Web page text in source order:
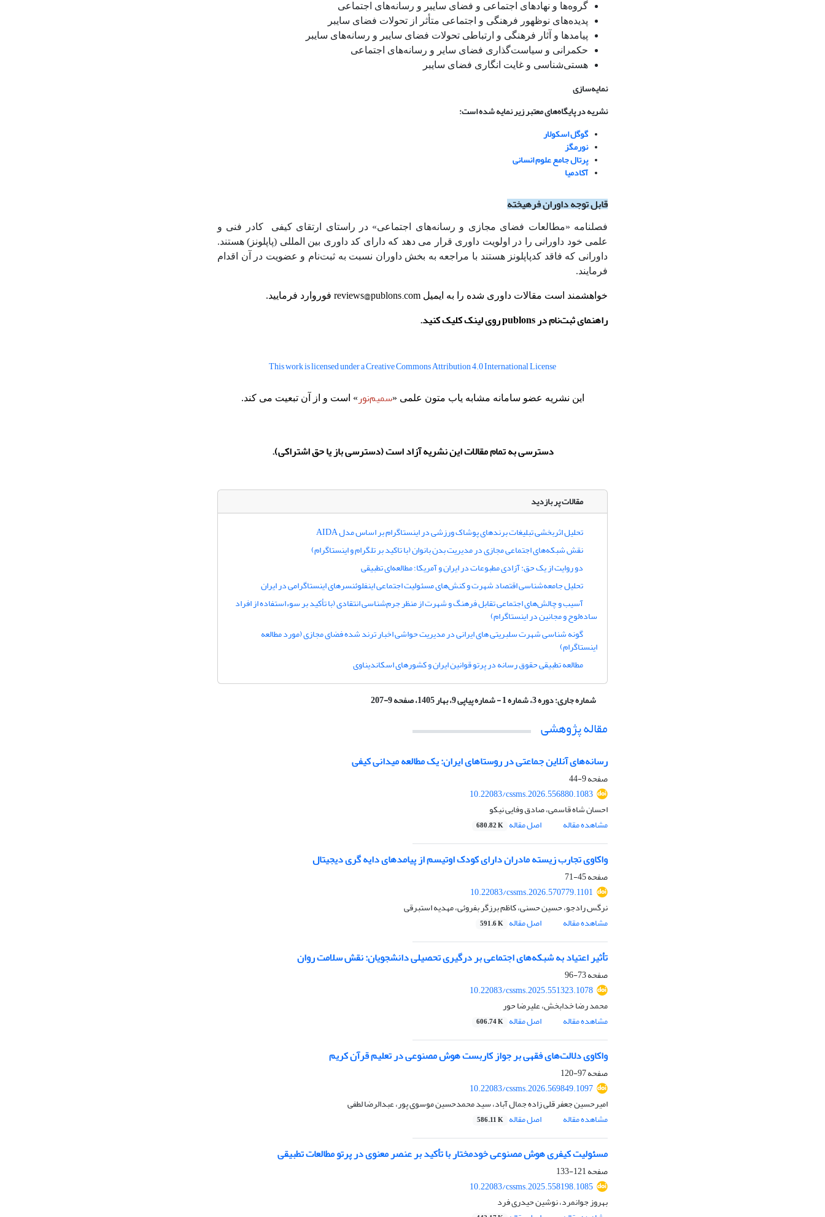
گروه‌ها و نهادهای اجتماعی و فضای سایبر و رسانه‌های اجتماعی
پدیده‌های نوظهور فرهنگی و اجتماعی متأثر از تحولات فضای سایبر
پیامدها و آثار فرهنگی و ارتباطی تحولات فضای سایبر و رسانه‌های سایبر
حکمرانی و سیاست‌گذاری فضای سایر و رسانه‌های اجتماعی
هستی‌شناسی و غایت انگاری فضای سایبر
نمایه‌سازی
نشریه در پایگاه‌های معتبر زیر نمایه شده است:
گوگل اسکولار
نورمگز
پرتال جامع علوم انسانی
آکادمیا
قابل توجه داوران فرهیخته
فصلنامه «مطالعات فضای مجازی و رسانه‌های اجتماعی» در راستای ارتقای کیفی کادر فنی و
علمی خود داورانی را در اولویت داوری قرار می دهد که دارای کد داوری بین المللی (پاپلونز) هستند.
داورانی که فاقد کدپاپلونز هستند با مراجعه به بخش داوران نسبت به ثبت‌نام و عضویت در آن اقدام
فرمایند.
خواهشمند است مقالات داوری شده را به ایمیل reviews@publons.com فوروارد فرمایید.
راهنمای ثبت‌نام در publons روی لینککلیک کنید.
This work is licensed under a Creative Commons Attribution 4.0 International License
این نشریه عضو سامانه مشابه یاب متون علمی «سمیم‌نور» است و از آن تبعیت می کند.
دسترسی به تمام مقالات این نشریه آزاد است (دسترسی باز یا حق اشتراکی).
مقالات پر بازدید
تحلیل اثربخشی تبلیغات برندهای پوشاک ورزشی در اینستاگرام بر اساس مدل AIDA
نقش شبکه‌های اجتماعی مجازی در مدیریت بدن بانوان (با تاکید بر تلگرام و اینستاگرام)
دو روایت از یک حق: آزادی مطبوعات در ایران و آمریکا؛ مطالعه‌ای تطبیقی
تحلیل جامعه‌شناسی اقتصاد شهرت و کنش‌های مسئولیت اجتماعی اینفلوئنسرهای اینستاگرامی در ایران
آسیب و چالش‌های اجتماعی تقابل فرهنگ و شهرت از منظر جرم‌شناسی انتقادی (با تأکید بر سوءاستفاده از افراد
ساده‌لوح و مجانین در اینستاگرام)
گونه شناسی شهرت سلبریتی های ایرانی در مدیریت حواشی اخبار ترند شده فضای مجازی (مورد مطالعه
اینستاگرام)
مطالعه تطبیقی حقوق رسانه در پرتو قوانین ایران و کشورهای اسکاندیناوی
شماره جاری:دوره 3، شماره 1 - شماره پیاپی 9، بهار 1405، صفحه 9-207
مقاله پژوهشی
رسانه‌های آنلاین جماعتی در روستاهای ایران: یک مطالعه میدانی کیفی
صفحه9-44
10.22083/cssms.2026.556880.1083
احسان شاه قاسمی، صادق وفایی نیکو
مشاهده مقاله
اصل مقاله 680.82 K
واکاوی تجارب زیسته مادران دارای کودک اوتیسم از پیامدهای دایه گری دیجیتال
صفحه45-71
10.22083/cssms.2026.570779.1101
نرگس رادجو، حسین حسنی، کاظم برزگر بفروئی، مهدیه استبرقی
مشاهده مقاله
اصل مقاله 591.6 K
تأثیر اعتیاد به شبکه‌های اجتماعی بر درگیری تحصیلی دانشجویان: نقش سلامت روان
صفحه73-96
10.22083/cssms.2025.551323.1078
محمد رضا خدابخش، علیرضا حور
مشاهده مقاله
اصل مقاله 606.74 K
واکاوی دلالت‌های فقهی بر جواز کاربست هوش مصنوعی در تعلیم قرآن کریم
صفحه97-120
10.22083/cssms.2026.569849.1097
امیرحسین جعفر قلی زاده جمال آباد، سید محمدحسین موسوی پور، عبدالرضا لطفی
مشاهده مقاله
اصل مقاله 586.11 K
مسئولیت کیفری هوش مصنوعی خودمختار با تأکید بر عنصر معنوی در پرتو مطالعات تطبیقی
صفحه121-133
10.22083/cssms.2025.558198.1085
بهروز جوانمرد، نوشین حیدری فرد